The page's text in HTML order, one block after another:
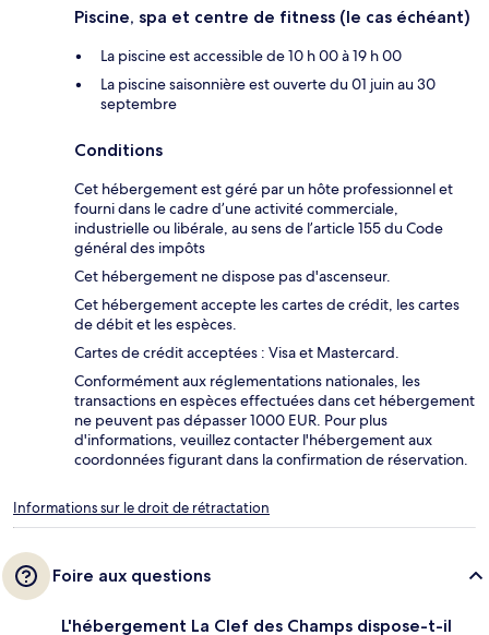
Piscine, spa et centre de fitness (le cas échéant)
La piscine est accessible de 10 h 00 à 19 h 00
La piscine saisonnière est ouverte du 01 juin au 30
septembre
Conditions
Cet hébergement est géré par un hôte professionnel et
fourni dans le cadre d’une activité commerciale,
industrielle ou libérale, au sens de l’article 155 du Code
général des impôts
Cet hébergement ne dispose pas d'ascenseur.
Cet hébergement accepte les cartes de crédit, les cartes
de débit et les espèces.
Cartes de crédit acceptées : Visa et Mastercard.
Conformément aux réglementations nationales, les
transactions en espèces effectuées dans cet hébergement
ne peuvent pas dépasser 1000 EUR. Pour plus
d'informations, veuillez contacter l'hébergement aux
coordonnées figurant dans la confirmation de réservation.
Informations sur le droit de rétractation
Foire aux questions
L'hébergement La Clef des Champs dispose-t-il